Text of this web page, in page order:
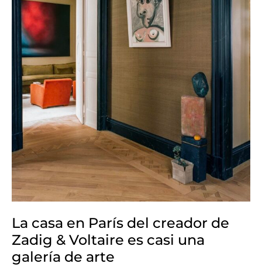
La casa en París del creador de
Zadig & Voltaire es casi una
galería de arte
Zadig
Voltaire
casi
una
galería
arte